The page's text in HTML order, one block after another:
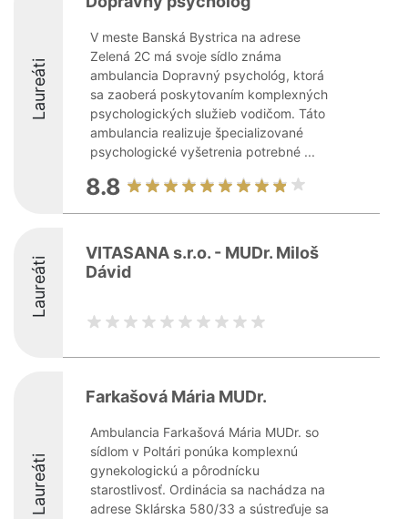
Laureáti
V meste Banská Bystrica na adrese
Zelená 2C má svoje sídlo známa
ambulancia Dopravný psychológ, ktorá
sa zaoberá poskytovaním komplexných
psychologických služieb vodičom. Táto
ambulancia realizuje špecializované
psychologické vyšetrenia potrebné ...
8.8
Laureáti
VITASANA s.r.o. - MUDr. Miloš
Dávid
Laureáti
Farkašová Mária MUDr.
Ambulancia Farkašová Mária MUDr. so
sídlom v Poltári ponúka komplexnú
gynekologickú a pôrodnícku
starostlivosť. Ordinácia sa nachádza na
adrese Sklárska 580/33 a sústreďuje sa